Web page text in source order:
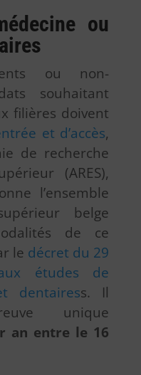
ou
ou non-
souhaitant
filières doivent
et d’accès,
de recherche
(ARES),
l’ensemble
belge
de ce
le décret du 29
études de
dentairess. Il
unique
an entre le 16